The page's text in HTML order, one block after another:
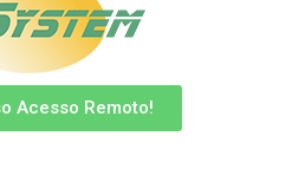
Acesso Remoto!